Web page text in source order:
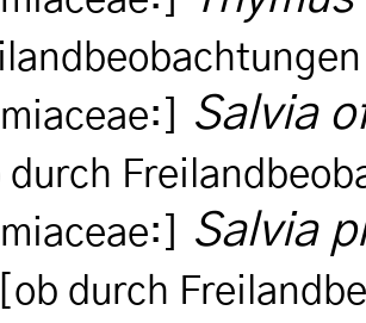
Salvia
durch
Salvia
[ob durch